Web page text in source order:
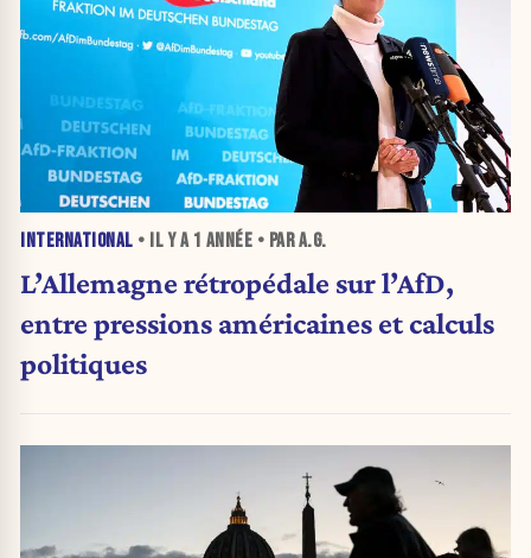
INTERNATIONAL • IL Y A 1 ANNÉE • PAR A.G.
L’Allemagne rétropédale sur l’AfD,
entre pressions américaines et calculs
politiques